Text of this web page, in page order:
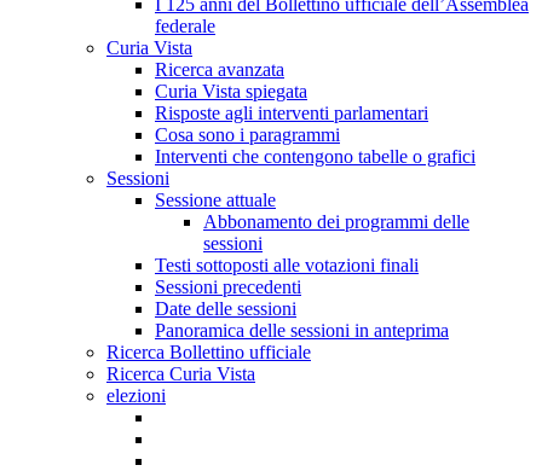
I 125 anni del Bollettino ufficiale dell’Assemblea
federale
Curia Vista
Ricerca avanzata
Curia Vista spiegata
Risposte agli interventi parlamentari
Cosa sono i paragrammi
Interventi che contengono tabelle o grafici
Sessioni
Sessione attuale
Abbonamento dei programmi delle
sessioni
Testi sottoposti alle votazioni finali
Sessioni precedenti
Date delle sessioni
Panoramica delle sessioni in anteprima
Ricerca Bollettino ufficiale
Ricerca Curia Vista
elezioni